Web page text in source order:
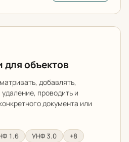
объектов
добавлять,
проводить и
документа или
1.6 УНФ 3.0 +8